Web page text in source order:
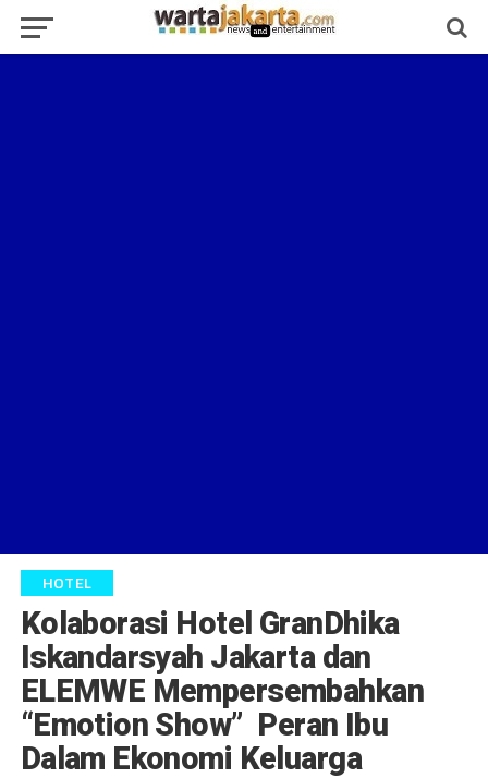
HOTEL
Kolaborasi Hotel GranDhika
Iskandarsyah Jakarta dan
ELEMWE Mempersembahkan
“Emotion Show” Peran Ibu
Dalam Ekonomi Keluarga